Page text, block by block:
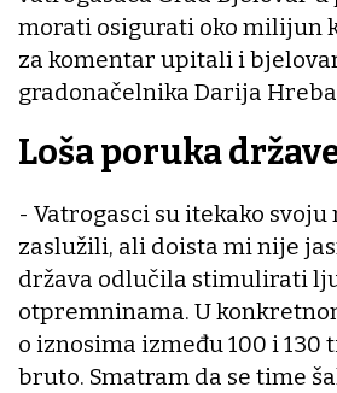
morati osigurati oko milijun
za komentar upitali i
gradonačelnika Darija
Loša poruka
- Vatrogasci su itekako
zaslužili, ali doista mi nije
država odlučila stimulirati
otpremninama. U
o iznosima između 100 i 130
bruto. Smatram da se time